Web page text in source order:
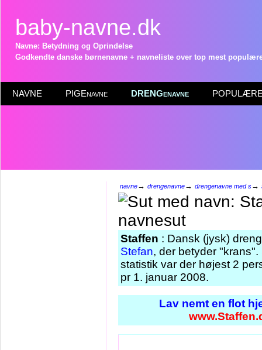
baby-navne.dk
Navne: Betydning og Oprindelse
Godkendte danske børnenavne + navneliste over top mest
NAVNE PIGEnavne DRENGenavne POPULÆRE
navne→ drengenavne→ drengenavne med s→
Staffen : Dansk (jysk)
Stefan, der betyder
statistik var der højest 2
pr 1. januar 2008.
Lav nemt en flot